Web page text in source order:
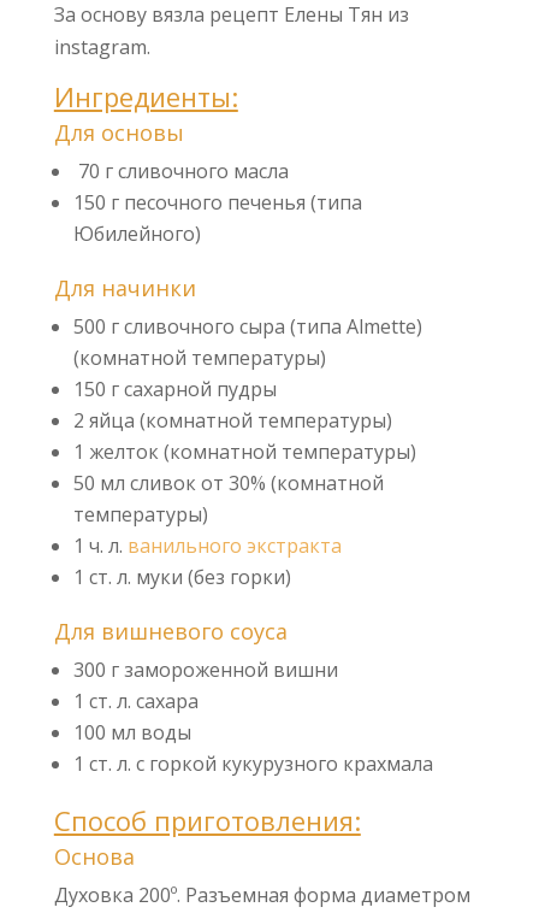
За основу вязла рецепт Елены Тян из
instagram.
Ингредиенты:
Для основы
70 г сливочного масла
150 г песочного печенья (типа
Юбилейного)
Для начинки
500 г сливочного сыра (типа Almette)
(комнатной температуры)
150 г сахарной пудры
2 яйца (комнатной температуры)
1 желток (комнатной температуры)
50 мл сливок от 30% (комнатной
температуры)
1 ч. л. ванильного экстракта
1 ст. л. муки (без горки)
Для вишневого соуса
300 г замороженной вишни
1 ст. л. сахара
100 мл воды
1 ст. л. с горкой кукурузного крахмала
Способ приготовления:
Основа
Духовка 200º. Разъемная форма диаметром